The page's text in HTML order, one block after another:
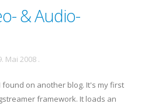
& Audio-
Mai 2008 .
on another blog. It's my first
framework. It loads an